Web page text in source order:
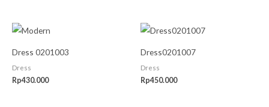
Dress 0201003
Dress
Rp430.000
Dress0201007
Dress
Rp450.000